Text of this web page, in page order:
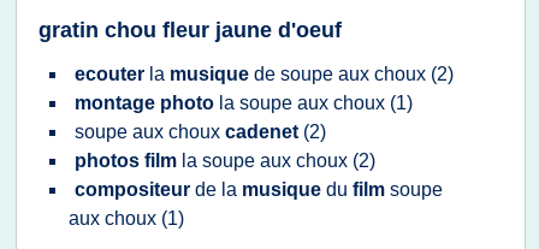
gratin chou fleur jaune d'oeuf
ecouter la musique de soupe aux choux (2)
montage photo la soupe aux choux (1)
soupe aux choux cadenet (2)
photos film la soupe aux choux (2)
compositeur de la musique du film soupe
aux choux (1)